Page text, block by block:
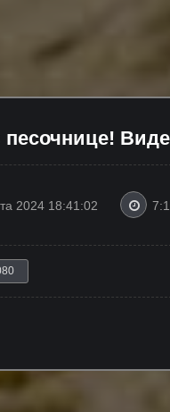
песочнице!
2024 18:41:02